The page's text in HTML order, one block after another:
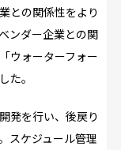
との関係性をより
ンダー企業との関
ウォーターフォー
た。
発を行い、後戻り
スケジュール管理